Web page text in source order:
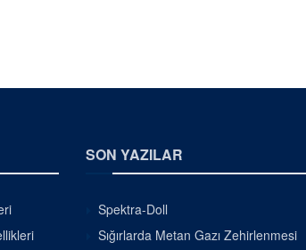
SON YAZILAR
Spektra-Doll
Sığırlarda Metan Gazı Zehirlenmesi